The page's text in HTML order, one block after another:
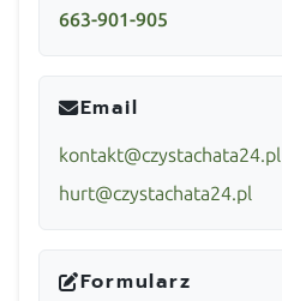
663-901-905
Email
kontakt@czystachata24.pl
hurt@czystachata24.pl
Formularz